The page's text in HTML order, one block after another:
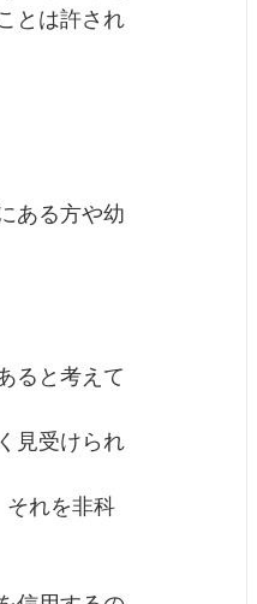
とは許され
ある方や幼
ると考えて
見受けられ
それを非科